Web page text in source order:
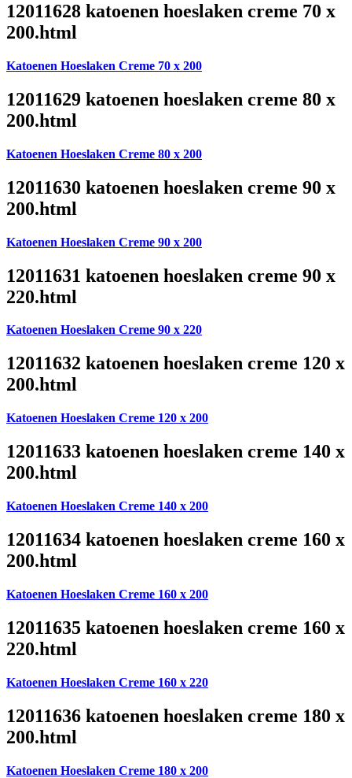
12011628 katoenen hoeslaken creme 70 x
200.html
Katoenen Hoeslaken Creme 70 x 200
12011629 katoenen hoeslaken creme 80 x
200.html
Katoenen Hoeslaken Creme 80 x 200
12011630 katoenen hoeslaken creme 90 x
200.html
Katoenen Hoeslaken Creme 90 x 200
12011631 katoenen hoeslaken creme 90 x
220.html
Katoenen Hoeslaken Creme 90 x 220
12011632 katoenen hoeslaken creme 120 x
200.html
Katoenen Hoeslaken Creme 120 x 200
12011633 katoenen hoeslaken creme 140 x
200.html
Katoenen Hoeslaken Creme 140 x 200
12011634 katoenen hoeslaken creme 160 x
200.html
Katoenen Hoeslaken Creme 160 x 200
12011635 katoenen hoeslaken creme 160 x
220.html
Katoenen Hoeslaken Creme 160 x 220
12011636 katoenen hoeslaken creme 180 x
200.html
Katoenen Hoeslaken Creme 180 x 200